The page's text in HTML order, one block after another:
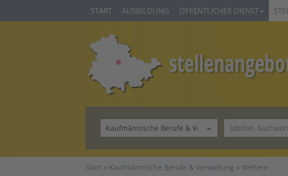
START AUSBILDUNG ÖFFENTLICHER DIENST
Start Kaufmännische Berufe & Verwaltung Weitere